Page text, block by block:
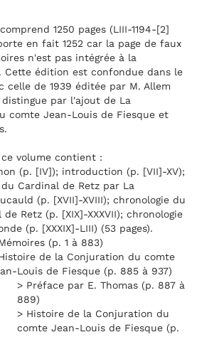
1250 pages (LIII-1194-[2]
en fait 1252 car la page de faux
n'est pas intégrée à la
Cette édition est confondue dans le
celle de 1939 éditée par M. Allem
par l'ajout de La
comte Jean-Louis de Fiesque et
volume contient :
(p. [IV]); introduction (p. [VII]-XV);
Cardinal de Retz par La
(p. [XVII]-XVIII); chronologie du
de Retz (p. [XIX]-XXXVII); chronologie
(p. [XXXIX]-LIII) (53 pages).
(p. 1 à 883)
de la Conjuration du comte
Louis de Fiesque (p. 885 à 937)
> Préface par E. Thomas (p. 887 à
889)
> Histoire de la Conjuration du
comte Jean-Louis de Fiesque (p.